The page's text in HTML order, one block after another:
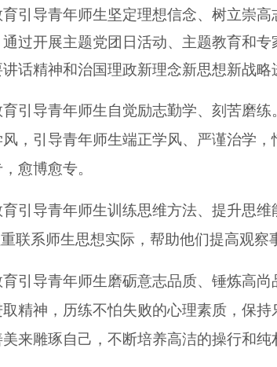
引导青年师生坚定理想信念、树立崇
过开展主题党团日活动、主题教育和
话精神和治国理政新理念新思想新战略
引导青年师生自觉励志勤学、刻苦磨练
，引导青年师生端正学风、严谨治学
愈博愈专。
引导青年师生训练思维方法、提升思
联系师生思想实际，帮助他们提高观察
引导青年师生磨砺意志品质、锤炼高
精神，历练不怕失败的心理素质，保
来雕琢自己，不断培养高洁的操行和纯